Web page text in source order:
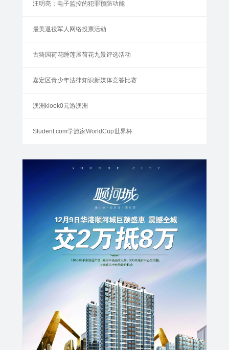
汪明亮：电子监控的犯罪预防功能
最美退役军人网络投票活动
古猗园荷花睡莲展荷花九景评选活动
嘉定区青少年法律知识新媒体竞答比赛
澳洲klook0元游澳洲
Student.com学旅家WorldCup世界杯